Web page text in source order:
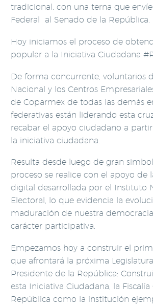
tradicional, con una terna que
Federal al Senado de la República.
Hoy iniciamos el proceso de
popular a la Iniciativa Ciudadana
De forma concurrente, voluntarios
Nacional y los Centros
de Coparmex de todas las demás
federativas están liderando esta
recabar el apoyo ciudadano a
la iniciativa ciudadana.
Resulta desde luego de gran
proceso se realice con el apoyo de
digital desarrollada por el Instituto
Electoral, lo que evidencia la
maduración de nuestra
carácter participativa.
Empezamos hoy a construir el
que afrontará la próxima
Presidente de la República:
esta Iniciativa Ciudadana, la Fiscalía
República como la institución